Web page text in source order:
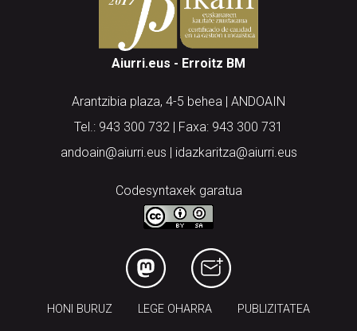
Aiurri.eus - Erroitz BM
Arantzibia plaza, 4-5 behea | ANDOAIN
Tel.: 943 300 732 | Faxa: 943 300 731
andoain@aiurri.eus | idazkaritza@aiurri.eus
Codesyntaxek garatua
HONI BURUZ LEGE OHARRA PUBLIZITATEA